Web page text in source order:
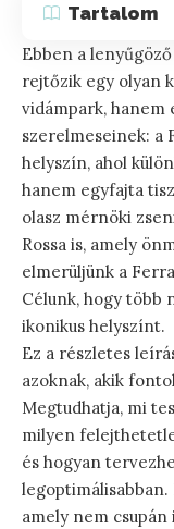
Tartalom
Ebben a
rejtőzik egy olyan
vidámpark, hanem
szerelmeseinek: a
helyszín, ahol
hanem egyfajta
olasz mérnöki
Rossa is, amely
elmerüljünk a
Célunk, hogy több
ikonikus helyszínt.
Ez a részletes
azoknak, akik
Megtudhatja, mi
milyen
és hogyan
legoptimálisabban.
amely nem